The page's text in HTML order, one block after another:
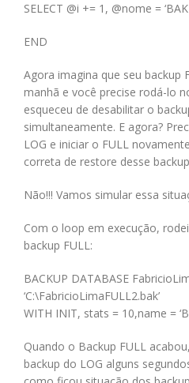
SELECT @i += 1, @nome =
END
Agora imagina que seu backup
manhã e você precise rodá-lo
esqueceu de desabilitar o
simultaneamente. E agora?
LOG e iniciar o FULL
correta de restore desse
Não!!! Vamos simular essa
Com o loop em execução,
backup FULL:
BACKUP DATABASE
‘C:\FabricioLimaFULL2.bak’
WITH INIT, stats = 10,name =
Quando o Backup FULL
backup do LOG alguns